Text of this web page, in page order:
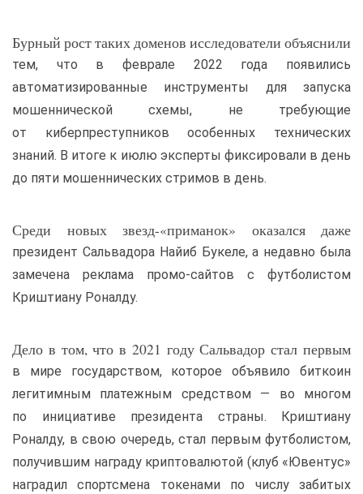
Бурный рост таких доменов исследователи объяснили
тем, что в феврале 2022 года появились
автоматизированные инструменты для запуска
мошеннической схемы, не требующие
от киберпреступников особенных технических
знаний. В итоге к июлю эксперты фиксировали в день
до пяти мошеннических стримов в день.
Среди новых звезд-«приманок» оказался даже
президент Сальвадора Найиб Букеле, а недавно была
замечена реклама промо-сайтов с футболистом
Криштиану Роналду.
Дело в том, что в 2021 году Сальвадор стал первым
в мире государством, которое объявило биткоин
легитимным платежным средством — во многом
по инициативе президента страны. Криштиану
Роналду, в свою очередь, стал первым футболистом,
получившим награду криптовалютой (клуб «Ювентус»
наградил спортсмена токенами по числу забитых